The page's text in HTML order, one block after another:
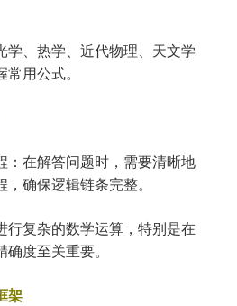
学、热学、近代物理、天文学
用公式。
：在解答问题时，需要清晰地
确保逻辑链条完整。
行复杂的数学运算，特别是在
度至关重要。
架